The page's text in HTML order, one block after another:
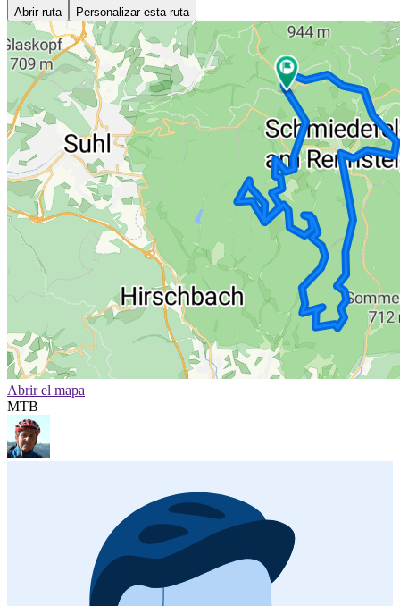
Abrir ruta Personalizar esta ruta
Abrir el mapa
MTB